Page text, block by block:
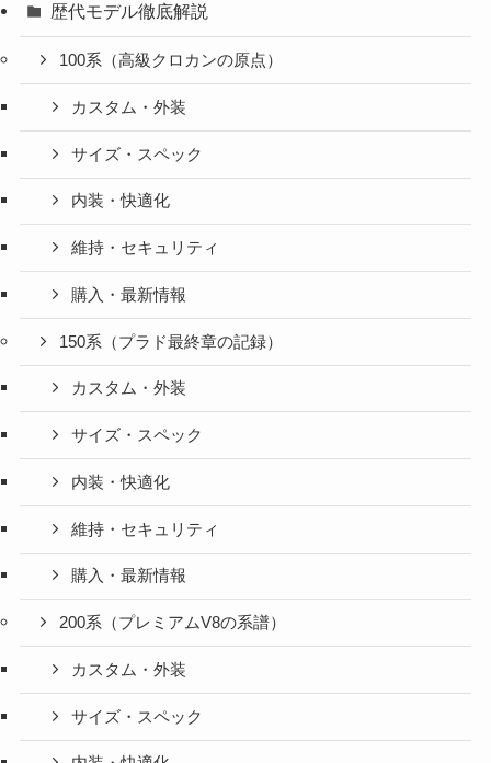
歴代モデル徹底解説
100系（高級クロカンの原点）
カスタム・外装
サイズ・スペック
内装・快適化
維持・セキュリティ
購入・最新情報
150系（プラド最終章の記録）
カスタム・外装
サイズ・スペック
内装・快適化
維持・セキュリティ
購入・最新情報
200系（プレミアムV8の系譜）
カスタム・外装
サイズ・スペック